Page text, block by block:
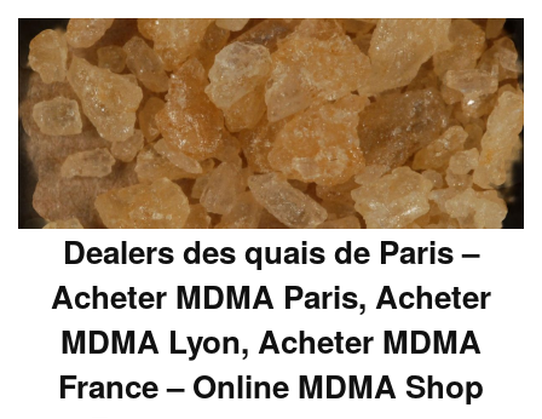
Dealers des quais de Paris –
Acheter MDMA Paris, Acheter
MDMA Lyon, Acheter MDMA
France – Online MDMA Shop